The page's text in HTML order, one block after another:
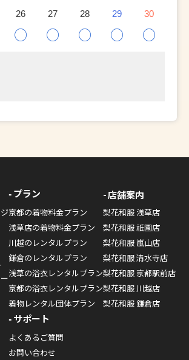
26
○
27
○
28
○
29
○
30
○
プラン
京都の着物料金プラン
浅草店の着物料金プラン
川越のレンタルプラン
鎌倉のレンタルプラン
浅草の浴衣レンタルプラン
京都の浴衣レンタルプラン
着物レンタル団体プラン
店舗案内
梨花和服 浅草店
梨花和服 祇園店
梨花和服 嵐山店
梨花和服 清水寺店
梨花和服 京都駅前店
梨花和服 川越店
梨花和服 鎌倉店
サポート
よくあるご質問
お問い合わせ